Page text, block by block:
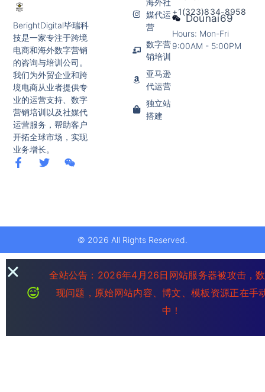
BerightDigital毕瑞科
技是一家专注于跨境
电商和海外数字营销
的咨询与培训公司。
我们为外贸企业和跨
境电商从业者提供专
业的运营支持、数字
营销培训以及社媒代
运营服务，帮助客户
开拓全球市场，实现
业务增长。
媒代运
营
数字营
销培训
亚马逊
代运营
独立站
搭建
+1(323)834-8958
Dounai69
Hours: Mon-Fri
9:00AM - 5:00PM
© 2026 All Rights Reserved.
全站公告：2026年4月26日网站服务器被攻击，
现问题，原始网站内容、博文、模板资源正在手
中！